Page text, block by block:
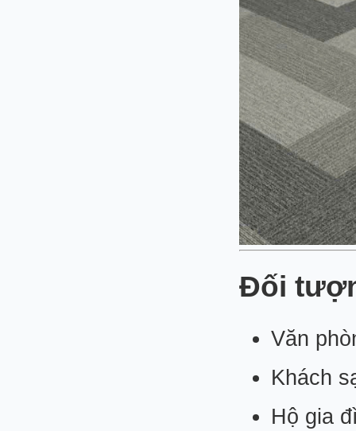
Đối
Văn
Khách
Hộ gia